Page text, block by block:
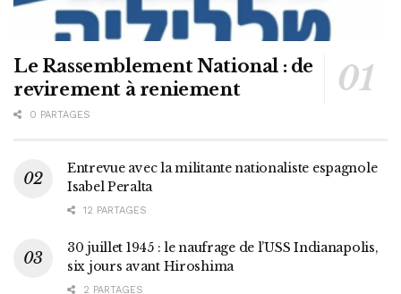
Le Rassemblement National : de
revirement à reniement
0 PARTAGES
Entrevue avec la militante nationaliste espagnole
Isabel Peralta
12 PARTAGES
30 juillet 1945 : le naufrage de l’USS Indianapolis,
six jours avant Hiroshima
2 PARTAGES